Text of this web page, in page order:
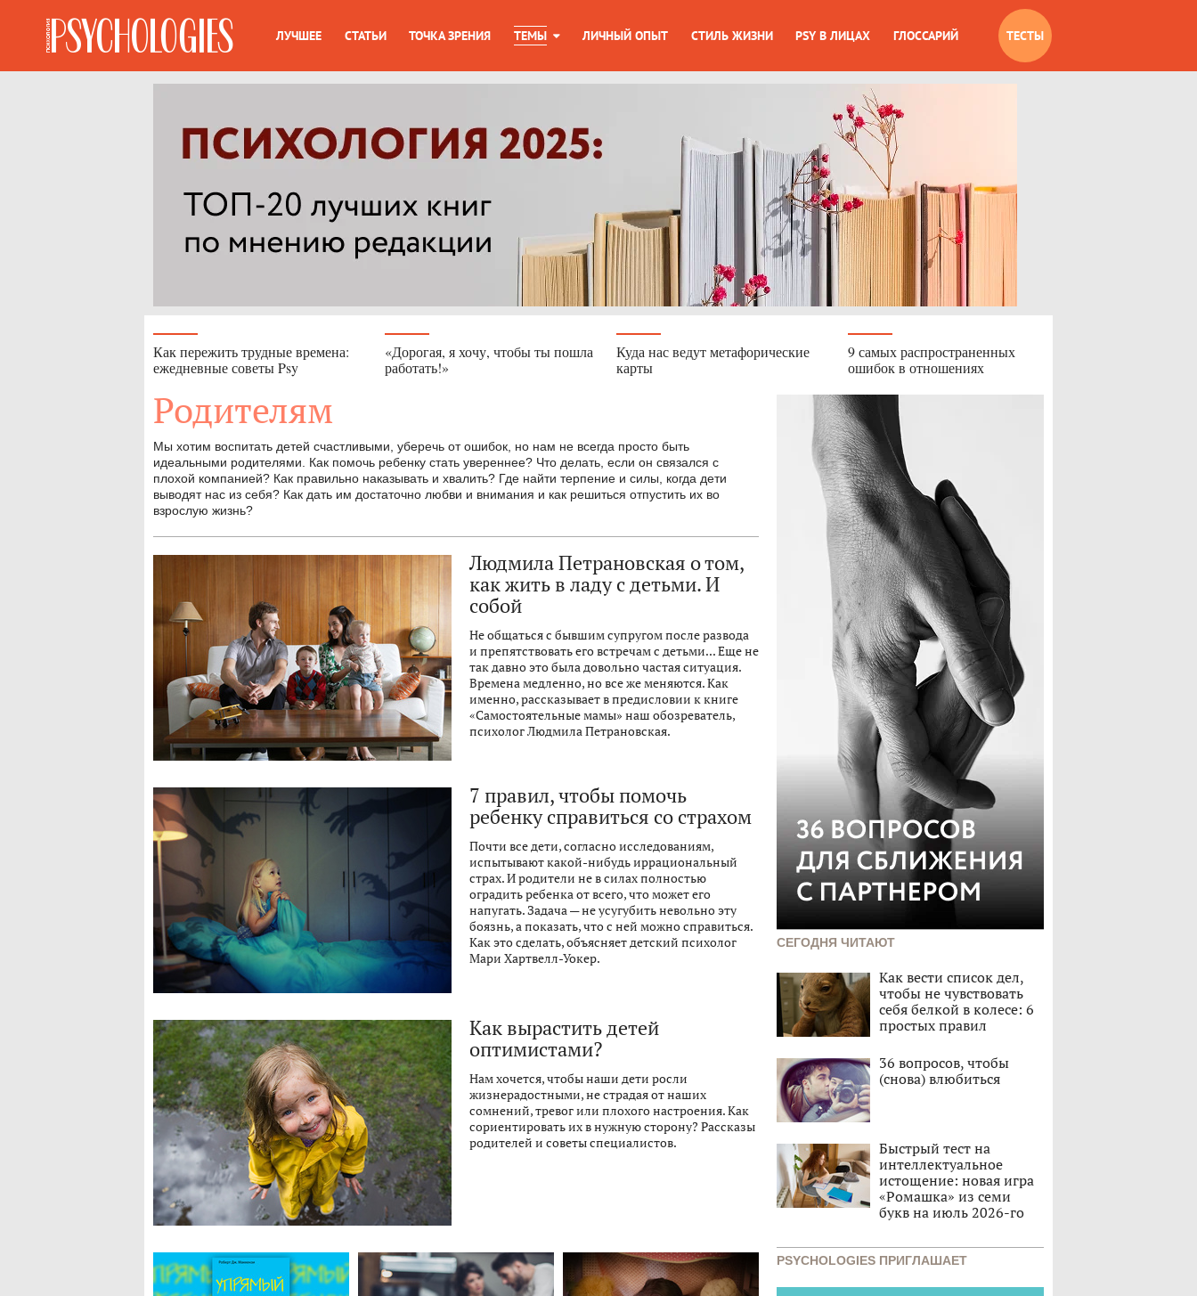
ЛУЧШЕЕ СТАТЬИ ТОЧКА ЗРЕНИЯ ТЕМЫ ЛИЧНЫЙ ОПЫТ СТИЛЬ ЖИЗНИ PSY В ЛИЦАХ ГЛОССАРИЙ ТЕСТЫ
Как пережить трудные времена:
ежедневные советы Psy
«Дорогая, я хочу, чтобы ты пошла
работать!»
Куда нас ведут метафорические
карты
9 самых распространенных
ошибок в отношениях
Родителям
Мы хотим воспитать детей счастливыми, уберечь от ошибок, но нам не всегда просто быть
идеальными родителями. Как помочь ребенку стать увереннее? Что делать, если он связался с
плохой компанией? Как правильно наказывать и хвалить? Где найти терпение и силы, когда дети
выводят нас из себя? Как дать им достаточно любви и внимания и как решиться отпустить их во
взрослую жизнь?
Людмила Петрановская о том,
как жить в ладу с детьми. И
собой
Не общаться с бывшим супругом после развода
и препятствовать его встречам с детьми... Еще не
так давно это была довольно частая ситуация.
Времена медленно, но все же меняются. Как
именно, рассказывает в предисловии к книге
«Самостоятельные мамы» наш обозреватель,
психолог Людмила Петрановская.
7 правил, чтобы помочь
ребенку справиться со страхом
Почти все дети, согласно исследованиям,
испытывают какой-нибудь иррациональный
страх. И родители не в силах полностью
оградить ребенка от всего, что может его
напугать. Задача — не усугубить невольно эту
боязнь, а показать, что с ней можно справиться.
Как это сделать, объясняет детский психолог
Мари Хартвелл-Уокер.
Как вырастить детей
оптимистами?
Нам хочется, чтобы наши дети росли
жизнерадостными, не страдая от наших
сомнений, тревог или плохого настроения. Как
сориентировать их в нужную сторону? Рассказы
родителей и советы специалистов.
СЕГОДНЯ ЧИТАЮТ
Как вести список дел,
чтобы не чувствовать
себя белкой в колесе: 6
простых правил
36 вопросов, чтобы
(снова) влюбиться
Быстрый тест на
интеллектуальное
истощение: новая игра
«Ромашка» из семи
букв на июль 2026-го
PSYCHOLOGIES ПРИГЛАШАЕТ